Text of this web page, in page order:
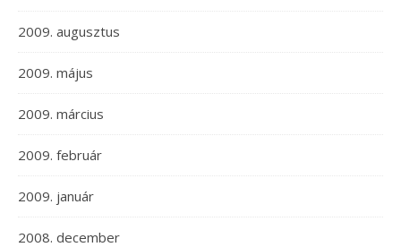
2009. augusztus
2009. május
2009. március
2009. február
2009. január
2008. december